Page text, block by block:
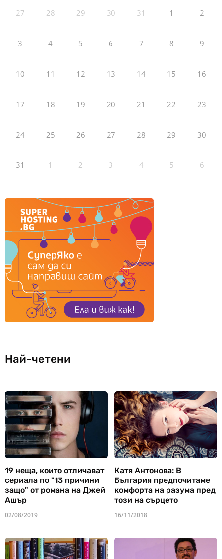
27 28 29 30 31 1 2
3 4 5 6 7 8 9
10 11 12 13 14 15 16
17 18 19 20 21 22 23
24 25 26 27 28 29 30
31 1 2 3 4 5 6
Най-четени
19 неща, които отличават
сериала по "13 причини
защо" от романа на Джей
Ашър
02/08/2019
Катя Антонова: В
България предпочитаме
комфорта на разума пред
този на сърцето
16/11/2018